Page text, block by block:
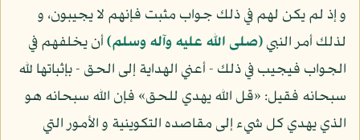
و إذ لم يكن لهم في ذلك جواب مثبت فإنهم لا يجيبون، و
لذلك أمر النبي(صلى الله عليه وآله وسلم)أن يخلفهم في
الجواب فيجيب في ذلك - أعني الهداية إلى الحق - بإثباتها لله
سبحانه فقيل: «قل الله يهدي للحق» فإن الله سبحانه هو
الذي يهدي كل شيء إلى مقاصده التكوينية و الأمور التي